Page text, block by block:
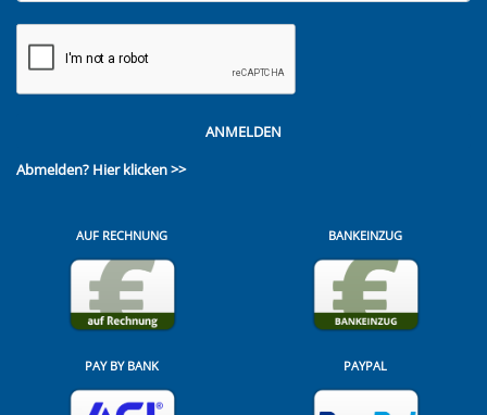
ANMELDEN
Abmelden? Hier klicken >>
AUF RECHNUNG BANKEINZUG
PAY BY BANK PAYPAL